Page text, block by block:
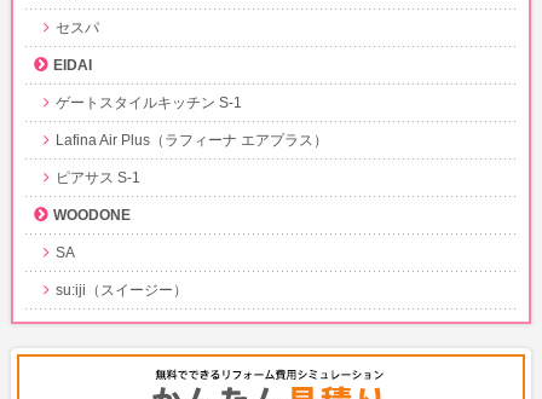
セスパ
EIDAI
ゲートスタイルキッチン S-1
Lafina Air Plus（ラフィーナ エアプラス）
ピアサス S-1
WOODONE
SA
su:iji（スイージー）